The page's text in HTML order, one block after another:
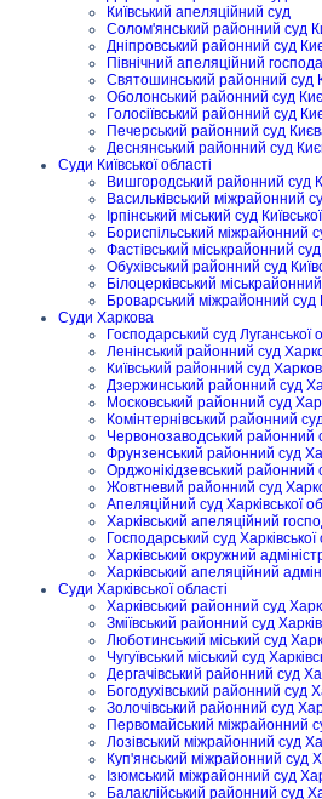
Київський апеляційний суд
Солом'янський районний суд
Дніпровський районний суд
Північний апеляційний
Святошинський районний суд
Оболонський районний суд
Голосіївський районний суд
Печерський районний суд
Деснянський районний суд
Суди Київської області
Вишгородський районний суд
Васильківський міжрайонний
Ірпінський міський суд
Бориспільський міжрайонний
Фастівський міськрайонний суд
Обухівський районний суд
Білоцерківський
Броварський міжрайонний суд
Суди Харкова
Господарський суд Луганської
Ленінський районний суд
Київський районний суд
Дзержинський районний суд
Московський районний суд
Комінтернівський районний
Червонозаводський районний
Фрунзенський районний суд
Орджонікідзевський районний
Жовтневий районний суд
Апеляційний суд Харківської
Харківський апеляційний
Господарський суд Харківської
Харківський окружний
Харківський апеляційний
Суди Харківської області
Харківський районний суд
Зміївський районний суд
Люботинський міський суд
Чугуївський міський суд
Дергачівський районний суд
Богодухівський районний суд
Золочівський районний суд
Первомайський міжрайонний
Лозівський міжрайонний суд
Куп'янський міжрайонний суд
Ізюмський міжрайонний суд
Балаклійський районний суд